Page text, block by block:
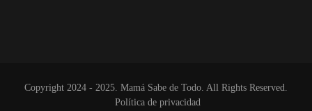
Copyright 2024 - 2025. Mamá Sabe de Todo. All Rights Reserved.
Política de privacidad